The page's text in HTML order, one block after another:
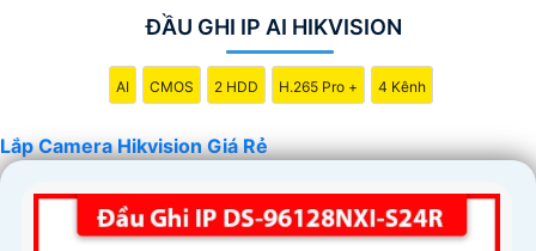
rẻ và chuyên nghiệp cho dự án của mình, chúng tôi luôn
sẵn lòng hỗ trợ và tư vấn cho quý vị.
ĐẦU GHI IP AI HIKVISION
AI CMOS 2 HDD H.265 Pro + 4 Kênh
Lắp Camera Hikvision Giá Rẻ